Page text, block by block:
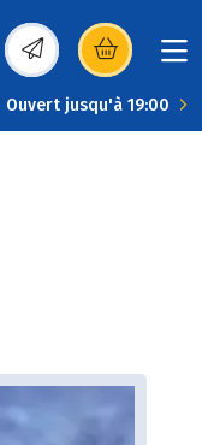
(s’ouvre dans une
Ouvert jusqu'à 19:00